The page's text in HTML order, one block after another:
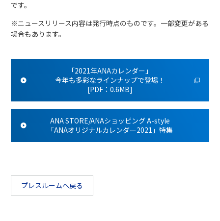
です。
※ニュースリリース内容は発行時点のものです。一部変更がある
場合もあります。
「2021年ANAカレンダー」
今年も多彩なラインナップで登場！
[PDF：0.6MB]
ANA STORE/ANAショッピング A-style
「ANAオリジナルカレンダー2021」特集
プレスルームへ戻る